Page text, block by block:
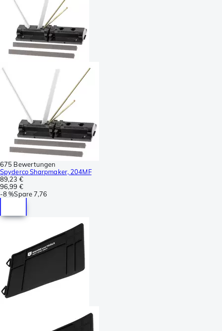
675 Bewertungen
Spyderco Sharpmaker, 204MF
89,23 €
96,99 €
-8 %Spare7,76